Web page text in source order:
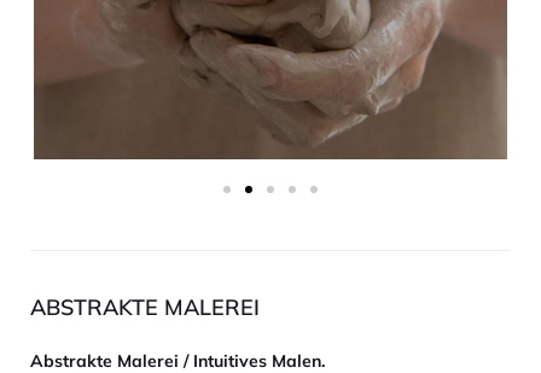
ABSTRAKTE MALEREI
Abstrakte Malerei / Intuitives Malen.